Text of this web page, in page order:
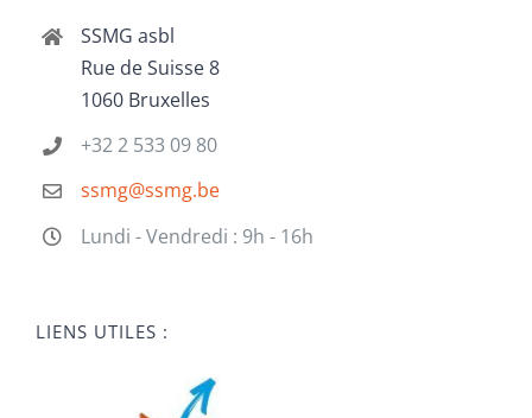
SSMG asbl
Rue de Suisse 8
1060 Bruxelles
+32 2 533 09 80
ssmg@ssmg.be
Lundi - Vendredi : 9h - 16h
LIENS UTILES :